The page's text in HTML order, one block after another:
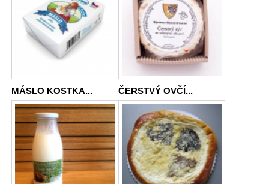
MÁSLO KOSTKA... ČERSTVÝ OVČÍ...